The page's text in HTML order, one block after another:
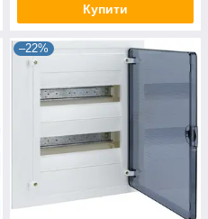
Купити
–22%